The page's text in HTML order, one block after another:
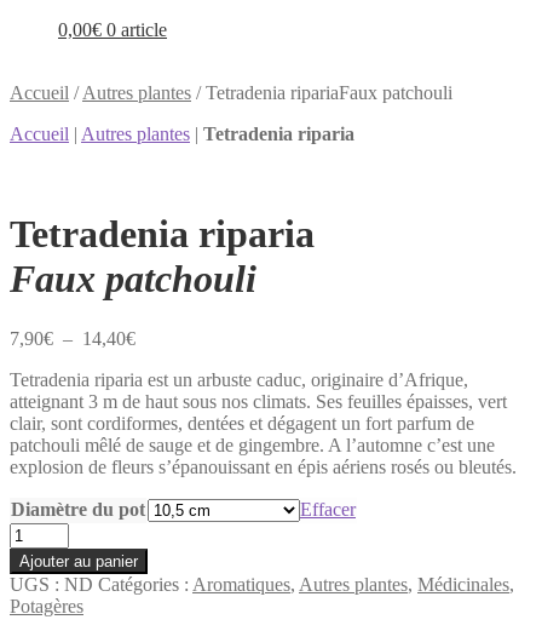
0,00€ 0 article
Accueil /Autres plantes /Tetradenia ripariaFaux patchouli
Accueil | Autres plantes | Tetradenia riparia
Tetradenia riparia
Faux patchouli
7,90€ – 14,40€Plage
prix :
7,90€
à
14,40€
Tetradenia riparia est un arbuste caduc, originaire d’Afrique,
atteignant 3 m de haut sous nos climats. Ses feuilles épaisses, vert
clair, sont cordiformes, dentées et dégagent un fort parfum de
patchouli mêlé de sauge et de gingembre. A l’automne c’est une
explosion de fleurs s’épanouissant en épis aériens rosés ou bleutés.
Diamètre du pot
Effacer
quantité
de
Tetradenia
ripariaFaux
patchouli
Ajouter au panier
UGS : ND Catégories : Aromatiques, Autres plantes, Médicinales,
Potagères